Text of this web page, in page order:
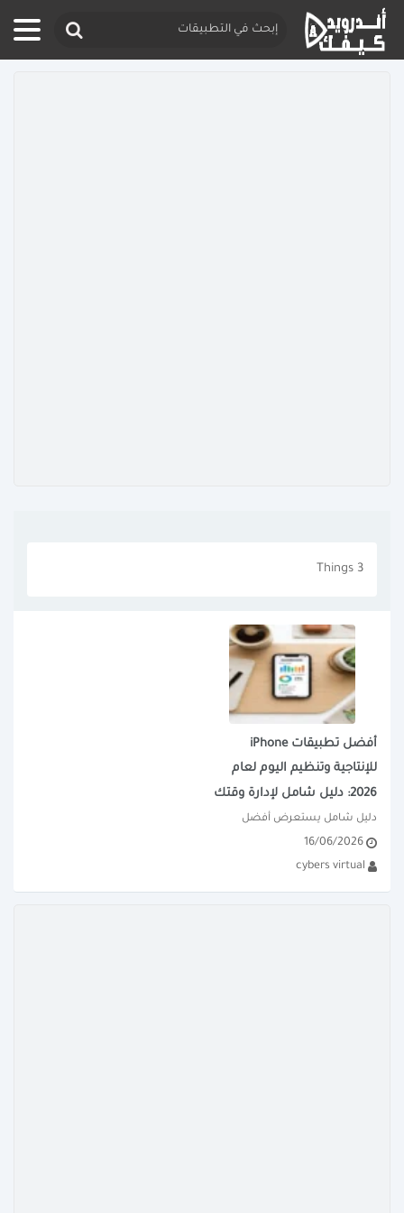
Things 3
أفضل تطبيقات iPhone
للإنتاجية وتنظيم اليوم لعام
2026: دليل شامل لإدارة وقتك
هاتفك...
16/06/2026
cybers virtual